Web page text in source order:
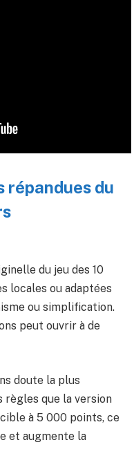
répandues du
du jeu des 10
locales ou adaptées
ou simplification.
peut ouvrir à de
doute la plus
règles que la version
à 5 000 points, ce
et augmente la